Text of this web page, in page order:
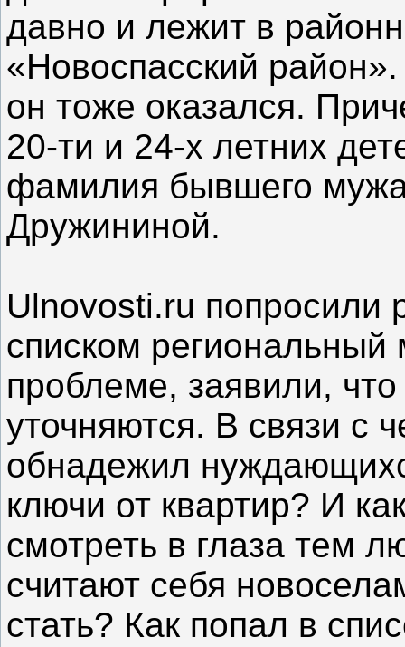
давно и лежит в
«Новоспасский
он тоже оказался.
20-ти и 24-х летних
фамилия бывшего
Дружининой.
Ulnovosti.ru попросили
списком региональный
проблеме, заявили,
уточняются. В связи с
обнадежил
ключи от квартир? И
смотреть в глаза тем
считают себя
стать? Как попал в